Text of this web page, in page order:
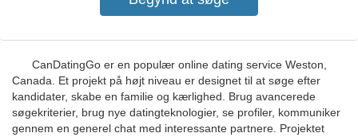
CanDatingGo er en populær online dating service Weston,
Canada. Et projekt på højt niveau er designet til at søge efter
kandidater, skabe en familie og kærlighed. Brug avancerede
søgekriterier, brug nye datingteknologier, se profiler, kommuniker
gennem en generel chat med interessante partnere. Projektet